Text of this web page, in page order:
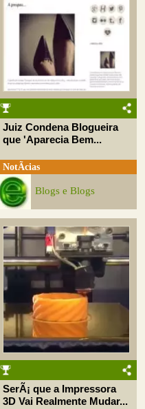
Juiz Condena Blogueira
que 'Aparecia Bem...
NotÃ­cias
Blogs e Blogs
SerÃ¡ que a Impressora
3D Vai Realmente Mudar...